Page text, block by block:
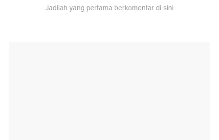
Jadilah yang pertama berkomentar di sini